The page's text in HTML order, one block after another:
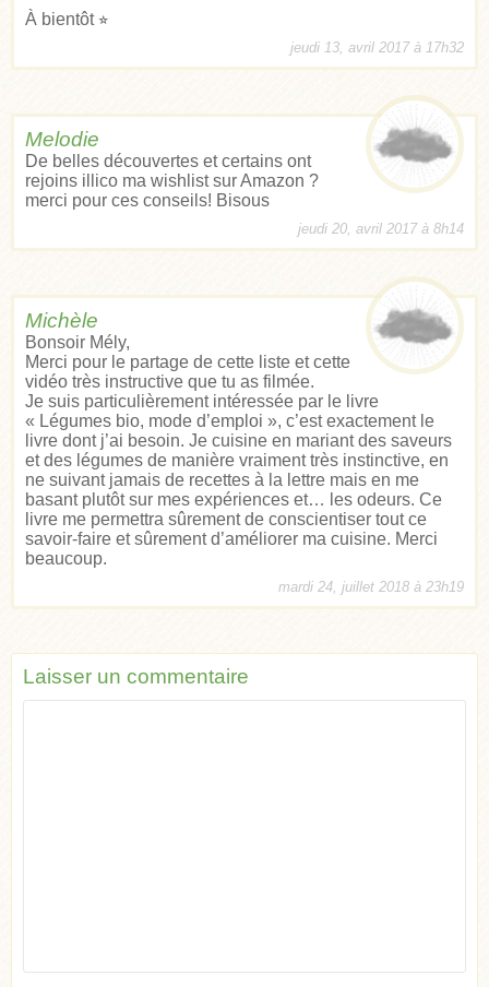
À bientôt ⭐︎
jeudi 13, avril 2017 à 17h32
Melodie
De belles découvertes et certains ont
rejoins illico ma wishlist sur Amazon ?
merci pour ces conseils! Bisous
jeudi 20, avril 2017 à 8h14
Michèle
Bonsoir Mély,
Merci pour le partage de cette liste et cette
vidéo très instructive que tu as filmée.
Je suis particulièrement intéressée par le livre
« Légumes bio, mode d’emploi », c’est exactement le
livre dont j’ai besoin. Je cuisine en mariant des saveurs
et des légumes de manière vraiment très instinctive, en
ne suivant jamais de recettes à la lettre mais en me
basant plutôt sur mes expériences et… les odeurs. Ce
livre me permettra sûrement de conscientiser tout ce
savoir-faire et sûrement d’améliorer ma cuisine. Merci
beaucoup.
mardi 24, juillet 2018 à 23h19
Laisser un commentaire